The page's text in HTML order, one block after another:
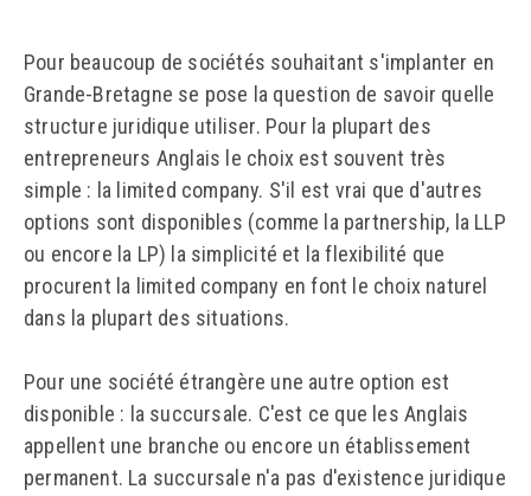
Pour beaucoup de sociétés souhaitant s'implanter en
Grande-Bretagne se pose la question de savoir quelle
structure juridique utiliser. Pour la plupart des
entrepreneurs Anglais le choix est souvent très
simple : la limited company. S'il est vrai que d'autres
options sont disponibles (comme la partnership, la LLP
ou encore la LP) la simplicité et la flexibilité que
procurent la limited company en font le choix naturel
dans la plupart des situations.
Pour une société étrangère une autre option est
disponible : la succursale. C'est ce que les Anglais
appellent une branche ou encore un établissement
permanent. La succursale n'a pas d'existence juridique